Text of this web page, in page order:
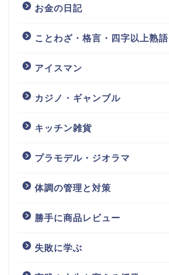
お金の日記
ことわざ・格言・四字以上熟語
アイスマン
カジノ・ギャンブル
キッチン雑貨
プラモデル・ジオラマ
体調の管理と対策
勝手に商品レビュー
失敗に学ぶ